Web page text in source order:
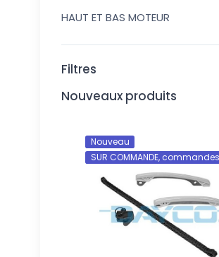
HAUT ET BAS MOTEUR
Filtres
Nouveaux produits
Nouveau
SUR COMMANDE,